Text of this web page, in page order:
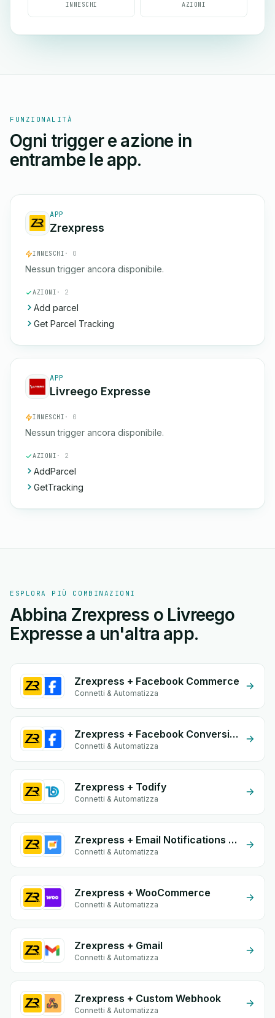
INNESCHI AZIONI
FUNZIONALITÀ
Ogni trigger e azione in
entrambe le app.
APP
Zrexpress
INNESCHI · 0
Nessun trigger ancora disponibile.
AZIONI · 2
Add parcel
Get Parcel Tracking
APP
Livreego Expresse
INNESCHI · 0
Nessun trigger ancora disponibile.
AZIONI · 2
AddParcel
GetTracking
ESPLORA PIÙ COMBINAZIONI
Abbina Zrexpress o Livreego
Expresse a un'altra app.
Zrexpress + Facebook Commerce
Connetti & Automatizza
Zrexpress + Facebook Conversion API (CAPI)
Connetti & Automatizza
Zrexpress + Todify
Connetti & Automatizza
Zrexpress + Email Notifications by eGrow
Connetti & Automatizza
Zrexpress + WooCommerce
Connetti & Automatizza
Zrexpress + Gmail
Connetti & Automatizza
Zrexpress + Custom Webhook
Connetti & Automatizza